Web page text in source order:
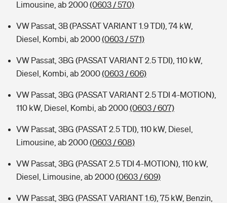
Limousine, ab 2000(0603 / 570)
VW Passat, 3B (PASSAT VARIANT 1.9 TDI), 74 kW,
Diesel, Kombi, ab 2000(0603 / 571)
VW Passat, 3BG (PASSAT VARIANT 2.5 TDI), 110 kW,
Diesel, Kombi, ab 2000(0603 / 606)
VW Passat, 3BG (PASSAT VARIANT 2.5 TDI 4-MOTION),
110 kW, Diesel, Kombi, ab 2000(0603 / 607)
VW Passat, 3BG (PASSAT 2.5 TDI), 110 kW, Diesel,
Limousine, ab 2000(0603 / 608)
VW Passat, 3BG (PASSAT 2.5 TDI 4-MOTION), 110 kW,
Diesel, Limousine, ab 2000(0603 / 609)
VW Passat, 3BG (PASSAT VARIANT 1.6), 75 kW, Benzin,